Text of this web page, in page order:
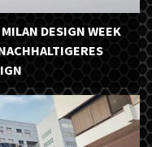
DESIGN WEEK